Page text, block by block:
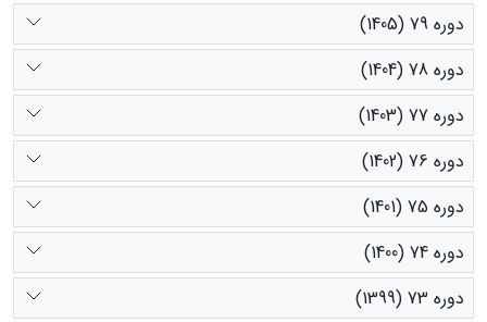
دوره 79 (1405)
دوره 78 (1404)
دوره 77 (1403)
دوره 76 (1402)
دوره 75 (1401)
دوره 74 (1400)
دوره 73 (1399)